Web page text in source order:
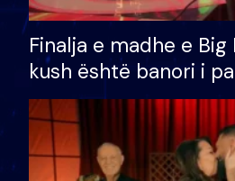
Finalja e madhe e
kush është banori i
shtëpinë dhe humb
të fituar çmimin e